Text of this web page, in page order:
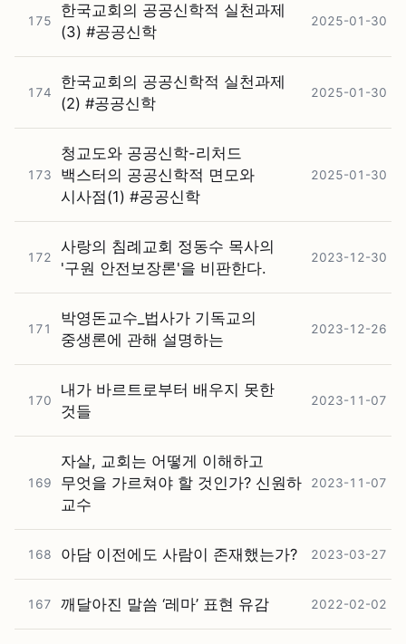
175
한국교회의 공공신학적 실천과제
(3) #⁠공공신학
2025-01-30
174
한국교회의 공공신학적 실천과제
(2) #⁠공공신학
2025-01-30
173
청교도와 공공신학-리처드
백스터의 공공신학적 면모와
시사점(1) #⁠공공신학
2025-01-30
172
사랑의 침례교회 정동수 목사의
'구원 안전보장론'을 비판한다.
2023-12-30
171
박영돈교수_법사가 기독교의
중생론에 관해 설명하는
2023-12-26
170
내가 바르트로부터 배우지 못한
것들
2023-11-07
169
자살, 교회는 어떻게 이해하고
무엇을 가르쳐야 할 것인가? 신원하
교수
2023-11-07
168 아담 이전에도 사람이 존재했는가? 2023-03-27
167 깨달아진 말씀 ‘레마’ 표현 유감 2022-02-02